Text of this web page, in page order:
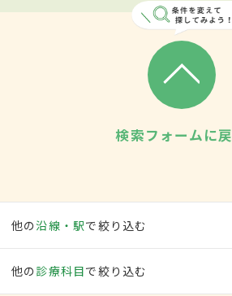
検索フォームに
他の沿線・駅で絞り込む
他の 診療科目で絞り込む